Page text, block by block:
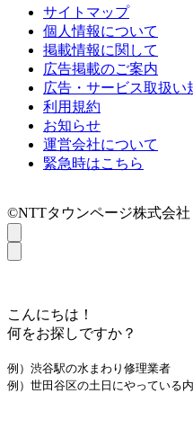
サイトマップ
個人情報について
掲載情報に関して
広告掲載のご案内
広告・サービス取扱い
利用規約
お知らせ
運営会社について
緊急時はこちら
©NTTタウンページ株式会社
こんにちは！
何をお探しですか？
例）渋谷駅の水まわり修理業者
例）世田谷区の土日にやっている